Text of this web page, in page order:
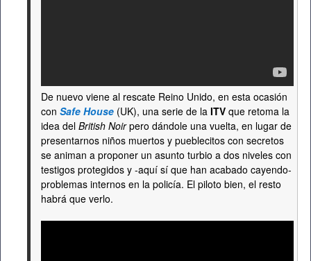
De nuevo viene al rescate Reino Unido, en esta ocasión
con Safe House (UK), una serie de la ITV que retoma la
idea del British Noirpero dándole una vuelta, en lugar de
presentarnos niños muertos y pueblecitos con secretos
se animan a proponer un asunto turbio a dos niveles con
testigos protegidos y -aquí sí que han acabado cayendo-
problemas internos en la policía. El piloto bien, el resto
habrá que verlo.